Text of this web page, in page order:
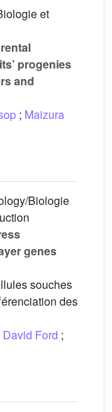
et
progenies
and
; Maizura
Biologie
genes
souches
des
David Ford ;